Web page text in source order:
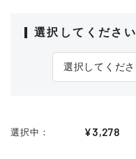
選択してください
選択中 ¥3,278